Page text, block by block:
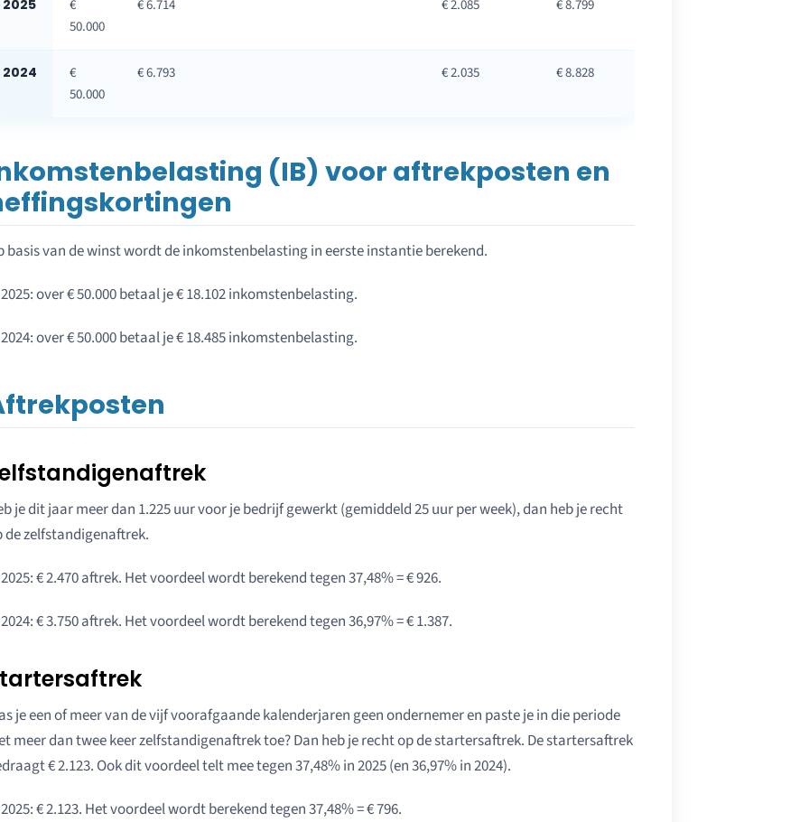
2025
€
50.000
€ 6.714 € 2.085 € 8.799
2024
€
50.000
€ 6.793 € 2.035 € 8.828
(IB) voor aftrekposten en
basis van de winst wordt de inkomstenbelasting in eerste instantie berekend.
over € 50.000 betaal je € 18.102 inkomstenbelasting.
over € 50.000 betaal je € 18.485 inkomstenbelasting.
je dit jaar meer dan 1.225 uur voor je bedrijf gewerkt (gemiddeld 25 uur per week), dan heb je recht
de zelfstandigenaftrek.
€ 2.470 aftrek. Het voordeel wordt berekend tegen 37,48% = € 926.
€ 3.750 aftrek. Het voordeel wordt berekend tegen 36,97% = € 1.387.
je een of meer van de vijf voorafgaande kalenderjaren geen ondernemer en paste je in die periode
meer dan twee keer zelfstandigenaftrek toe? Dan heb je recht op de startersaftrek. De startersaftrek
€ 2.123. Ook dit voordeel telt mee tegen 37,48% in 2025 (en 36,97% in 2024).
€ 2.123. Het voordeel wordt berekend tegen 37,48% = € 796.